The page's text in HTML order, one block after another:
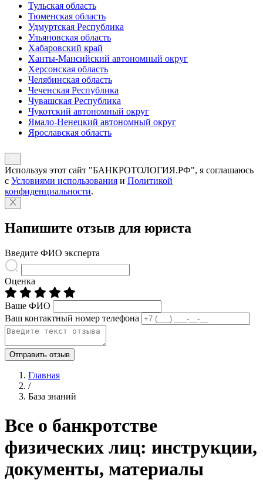
Тульская область
Тюменская область
Удмуртская Республика
Ульяновская область
Хабаровский край
Ханты-Мансийский автономный округ
Херсонская область
Челябинская область
Чеченская Республика
Чувашская Республика
Чукотский автономный округ
Ямало-Ненецкий автономный округ
Ярославская область
Используя этот сайт "БАНКРОТОЛОГИЯ.РФ", я соглашаюсь
с Условиями использования и Политикой
конфиденциальности.
Напишите отзыв для юриста
Введите ФИО эксперта
Оценка
Ваше ФИО
Ваш контактный номер телефона
Отправить отзыв
Главная
/
База знаний
Все о банкротстве
физических лиц: инструкции,
документы, материалы